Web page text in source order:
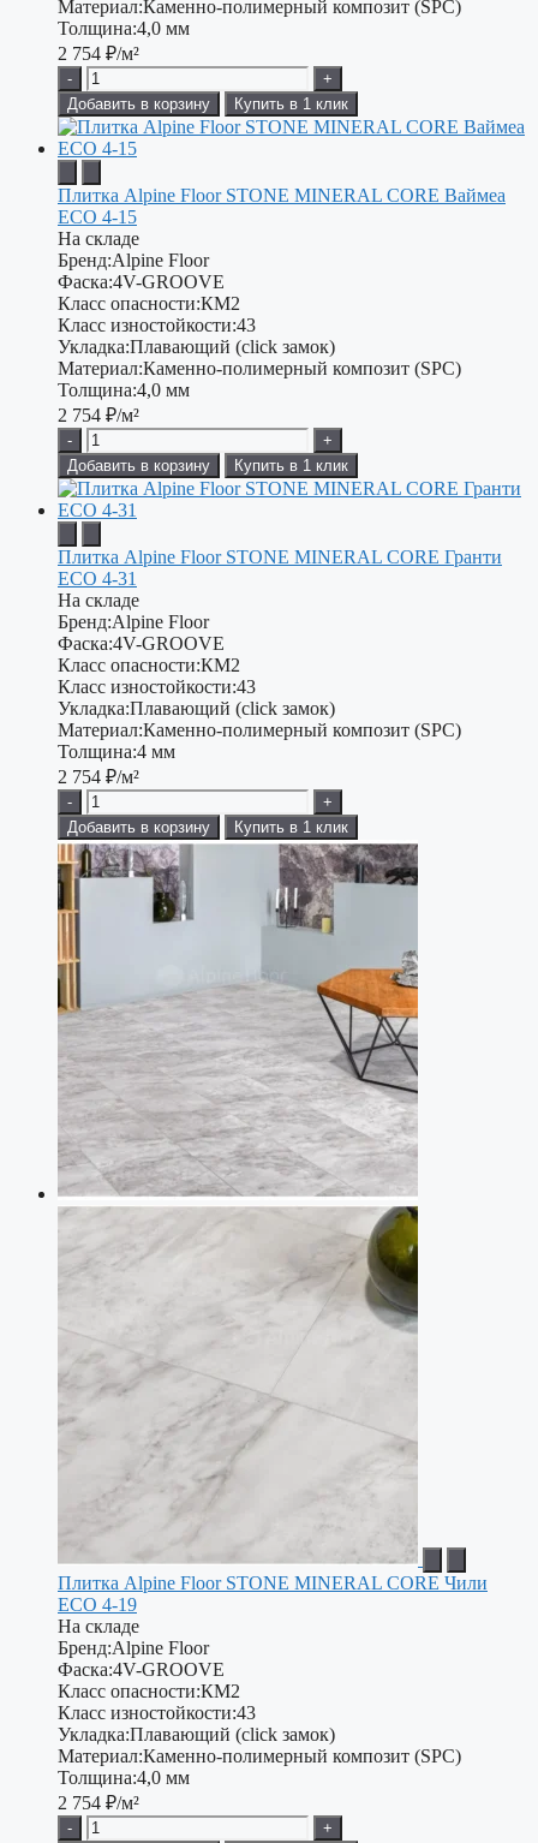
Материал:Каменно-полимерный композит (SPC)
Толщина:4,0 мм
2 754 ₽/м²
-
+
Добавить в корзину
Купить в 1 клик
Плитка Alpine Floor STONE MINERAL CORE Ваймеа
ЕСО 4-15
На складе
Бренд:Alpine Floor
Фаска:4V-GROOVE
Класс опасности:КМ2
Класс изностойкости:43
Укладка:Плавающий (click замок)
Материал:Каменно-полимерный композит (SPC)
Толщина:4,0 мм
2 754 ₽/м²
-
+
Добавить в корзину
Купить в 1 клик
Плитка Alpine Floor STONE MINERAL CORE Гранти
ЕСО 4-31
На складе
Бренд:Alpine Floor
Фаска:4V-GROOVE
Класс опасности:КМ2
Класс изностойкости:43
Укладка:Плавающий (click замок)
Материал:Каменно-полимерный композит (SPC)
Толщина:4 мм
2 754 ₽/м²
-
+
Добавить в корзину
Купить в 1 клик
Плитка Alpine Floor STONE MINERAL CORE Чили
ЕСО 4-19
На складе
Бренд:Alpine Floor
Фаска:4V-GROOVE
Класс опасности:КМ2
Класс изностойкости:43
Укладка:Плавающий (click замок)
Материал:Каменно-полимерный композит (SPC)
Толщина:4,0 мм
2 754 ₽/м²
-
+